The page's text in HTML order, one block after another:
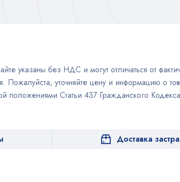
указаны без НДС и могут отличаться от
Пожалуйста, уточняйте цену и информацию о
положениями Статьи 437 Гражданского
Доставка